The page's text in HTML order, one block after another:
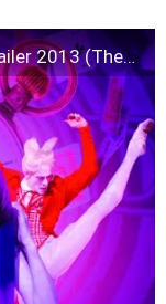
Alice's Adventures in Wonderland trailer 2013 (The Royal Ballet)